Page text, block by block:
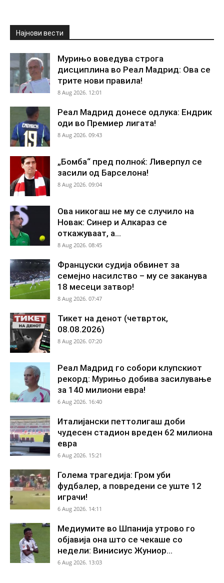
Најнови вести
Мурињо воведува строга
дисциплина во Реал Мадрид: Ова се
трите нови правила!
8 Aug 2026. 12:01
Реал Мадрид донесе одлука: Ендрик
оди во Премиер лигата!
8 Aug 2026. 09:43
„Бомба“ пред полноќ: Ливерпул се
засили од Барселона!
8 Aug 2026. 09:04
Ова никогаш не му се случило на
Новак: Синер и Алкараз се
откажуваат, а...
8 Aug 2026. 08:45
Француски судија обвинет за
семејно насилство – му се заканува
18 месеци затвор!
8 Aug 2026. 07:47
Тикет на денот (четврток,
08.08.2026)
8 Aug 2026. 07:20
Реал Мадрид го собори клупскиот
рекорд: Мурињо добива засилување
за 140 милиони евра!
6 Aug 2026. 16:40
Италијански петтолигаш доби
чудесен стадион вреден 62 милиона
евра
6 Aug 2026. 15:21
Голема трагедија: Гром уби
фудбалер, а повредени се уште 12
играчи!
6 Aug 2026. 14:11
Медиумите во Шпанија утрово го
објавија она што се чекаше со
недели: Винисиус Жуниор...
6 Aug 2026. 13:03